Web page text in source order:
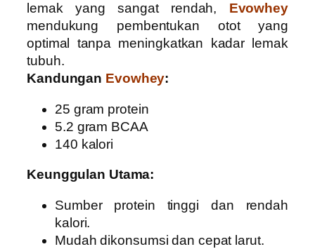
lemak yang sangat rendah, Evowhey
mendukung pembentukan otot yang
optimal tanpa meningkatkan kadar lemak
tubuh.
Kandungan Evowhey:
25 gram protein
5.2 gram BCAA
140 kalori
Keunggulan Utama:
Sumber protein tinggi dan rendah
kalori.
Mudah dikonsumsi dan cepat larut.